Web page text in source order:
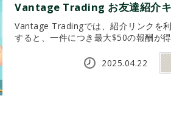
Vantage Trading お友達紹介
Vantage Tradingでは、紹介リンクを
すると、一件につき最大$50の報酬が
2025.04.22